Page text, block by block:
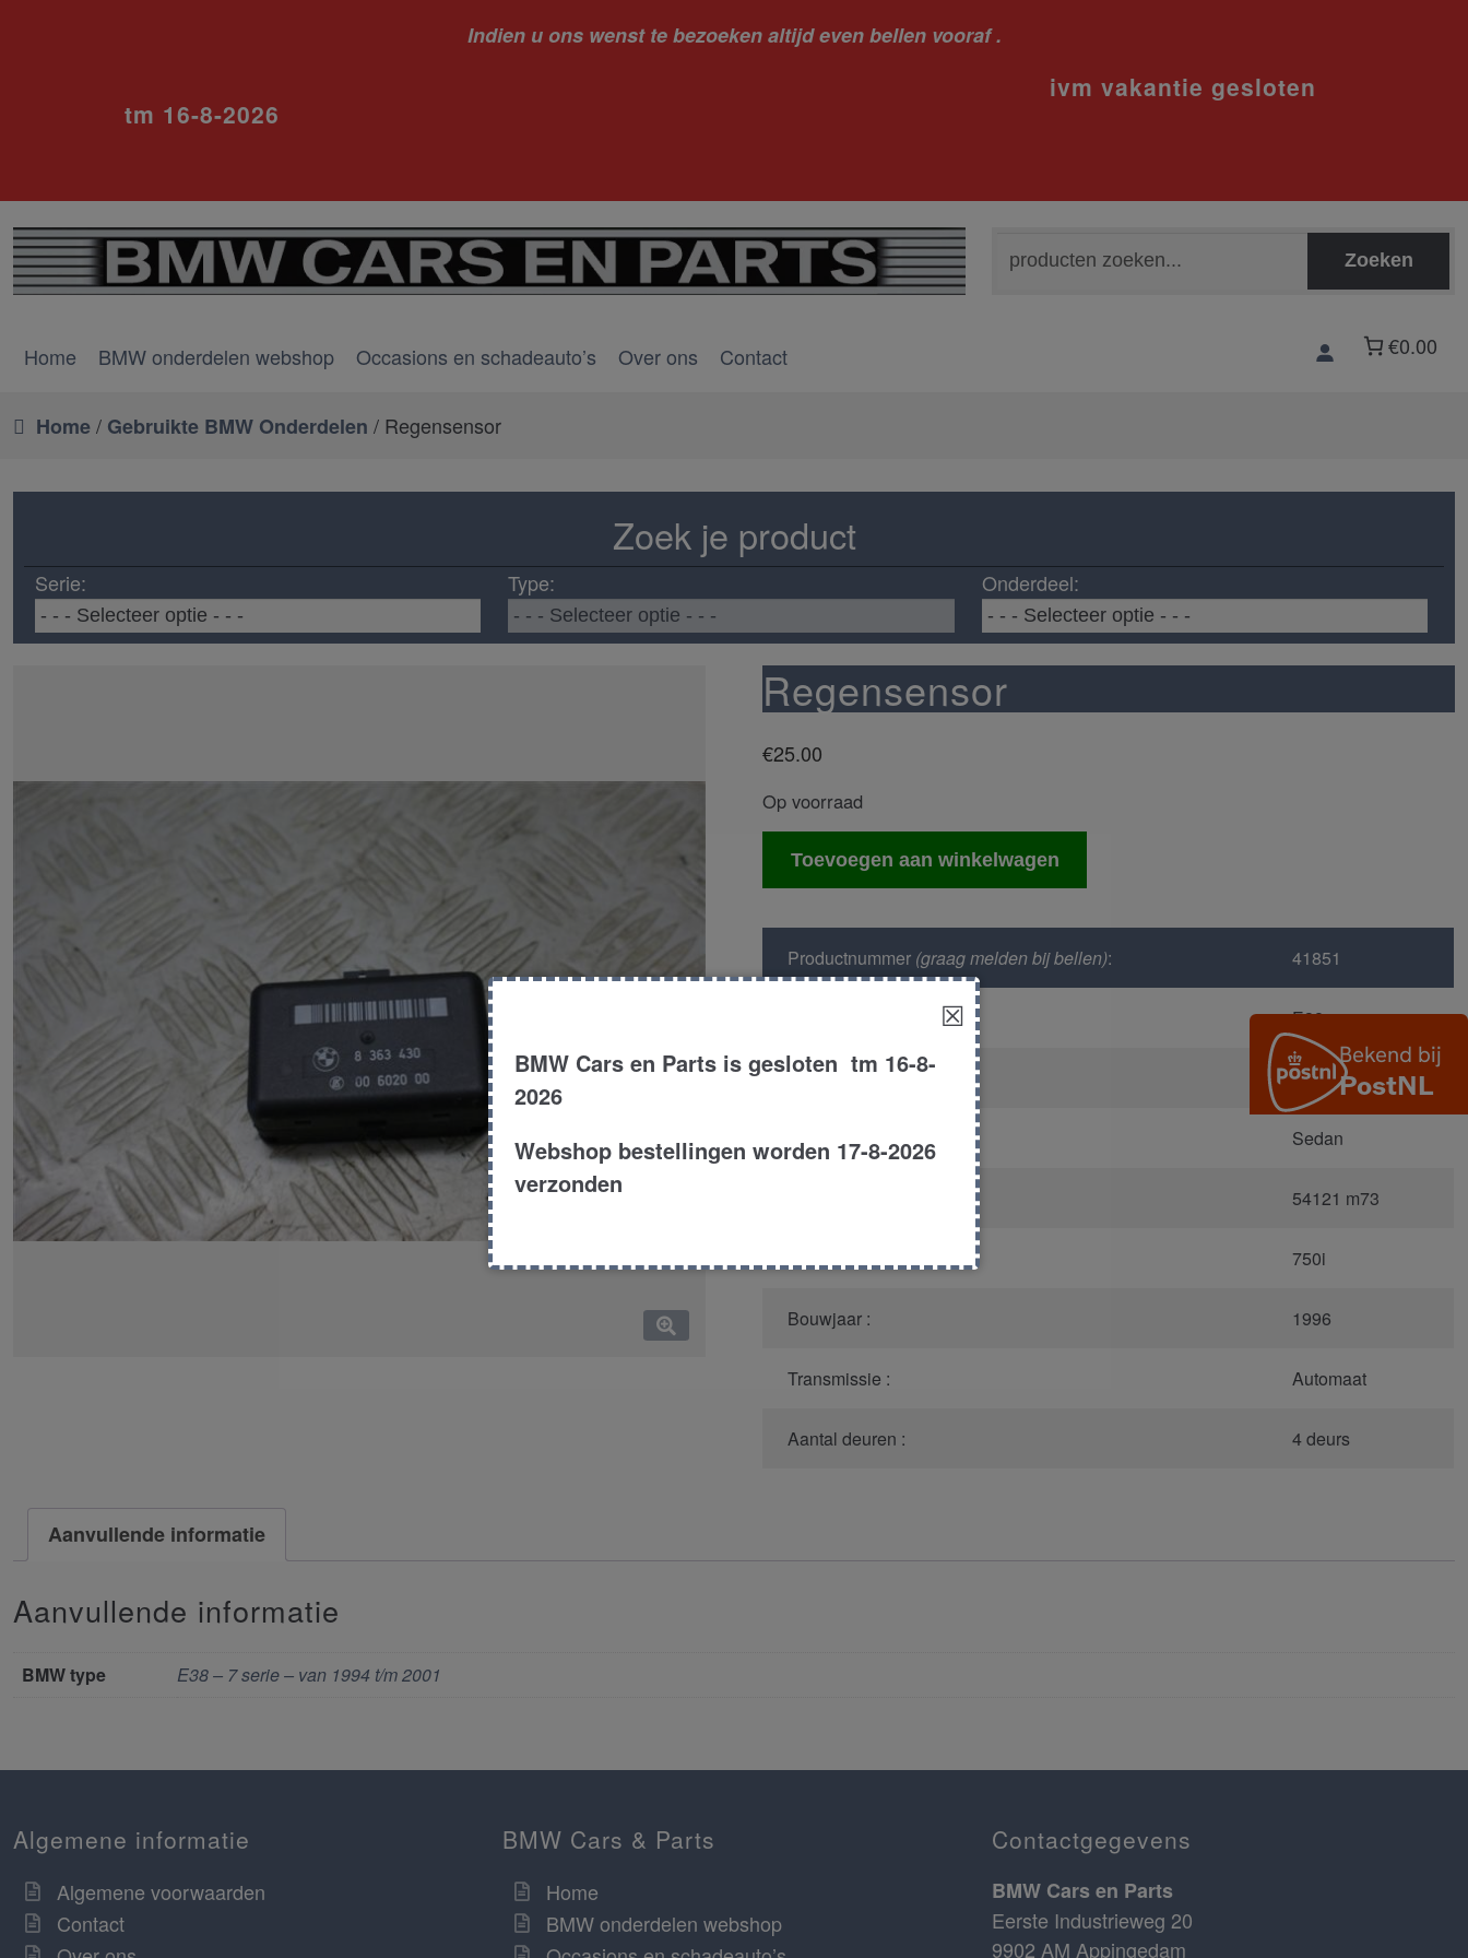
Indien u ons wenst te bezoeken altijd even bellen vooraf .
ivm vakantie gesloten
tm 16-8-2026
naar:
Zoeken
Home BMW onderdelen webshop Occasions en schadeauto’s Over ons Contact €0.00
Home/ Gebruikte BMW Onderdelen / Regensensor
Zoek je product
Serie: Type: Onderdeel:
Regensensor
€25.00
Op voorraad
Regensensor
Toevoegen aan winkelwagen
Productnummer (graag melden bij bellen): 41851
E38
Kleur : 8.363.430
Carroserie : Sedan
54121 m73
750i
Bouwjaar : 1996
Transmissie : Automaat
Aantal deuren : 4 deurs
Aanvullende informatie
Aanvullende informatie
BMW type E38 – 7 serie – van 1994 t/m 2001
Algemene informatie
Algemene voorwaarden
Contact
BMW Cars & Parts
Home
BMW onderdelen webshop
Contactgegevens
BMW Cars en Parts
Eerste Industrieweg 20
9902 AM Appingedam
☒
BMW Cars en Parts is gesloten tm 16-8-
2026
Webshop bestellingen worden 17-8-2026
verzonden